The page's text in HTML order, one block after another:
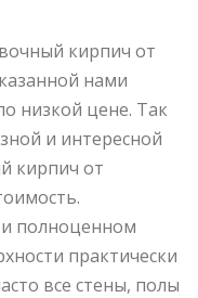
кирпич от
нами
низкой цене. Так
и интересной
кирпич от
полноценном
практически
все стены, полы